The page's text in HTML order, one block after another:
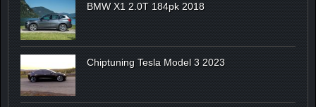
BMW X1 2.0T 184pk 2018
Chiptuning Tesla Model 3 2023